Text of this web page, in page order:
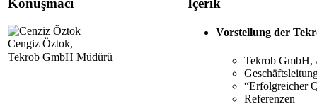
Konuşmacı
Cengiz Öztok,
Tekrob GmbH Müdürü
İçerik
Vorstellung der
Tekrob
“Erfolgreicher
Referenzen